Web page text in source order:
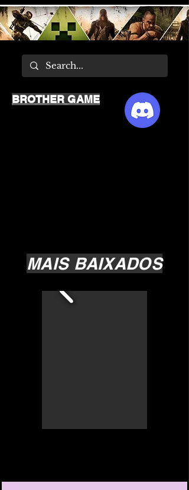
MAIS BAIXADOS
BROTHER GAME